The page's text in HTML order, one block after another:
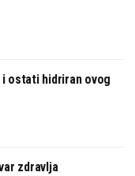
ostati hidriran ovog
zdravlja